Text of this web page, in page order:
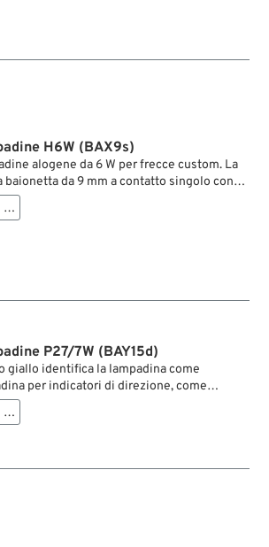
H6W (BAX9s)
alogene da 6 W per frecce custom. La
baionetta da 9 mm a contatto singolo con
di 150° (BAX9s) permette
in un’unica direzione.
…
P27/7W (BAY15d)
giallo identifica la lampadina come
per indicatori di direzione, come
per indicatori con lente trasparente. Il
filamento con due livelli di potenza la
…